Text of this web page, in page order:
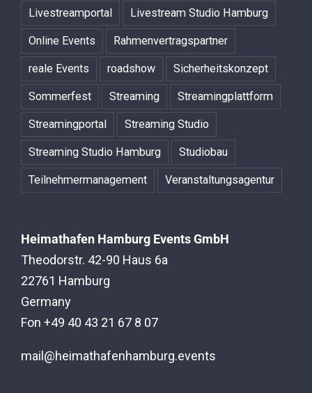
Livestreamportal Livestream Studio Hamburg
Online Events Rahmenvertragspartner
reale Events roadshow Sicherheitskonzept
Sommerfest Streaming Streamingplattform
Streamingportal Streaming Studio
Streaming Studio Hamburg Studiobau
Teilnehmermanagement Veranstaltungsagentur
Heimathafen Hamburg Events GmbH
Theodorstr. 42-90 Haus 6a
22761 Hamburg
Germany
Fon +49 40 43 21 67 8 07
mail@heimathafenhamburg.events